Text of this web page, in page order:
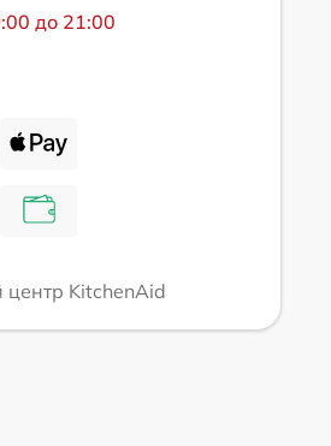
до 21:00
KitchenAid